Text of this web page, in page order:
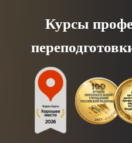
content
Курсы